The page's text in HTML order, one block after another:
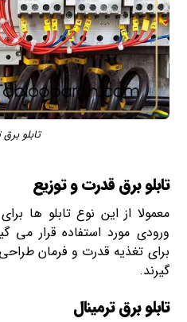
تابلو
تابلو برق قدرت و توزیع
معمولا از این نوع تابلو ها
ورودی مورد استفاده قرار
برای تغذیه قدرت و فرمان
گیرند.
تابلو برق ترمینال